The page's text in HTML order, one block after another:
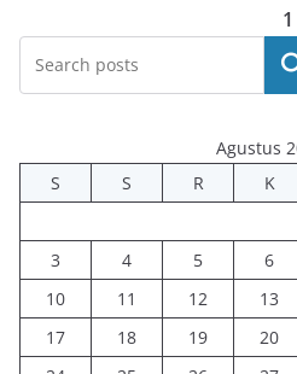
Agustus
S
S R K
3
4 5 6
10
11 12 13
17
18 19 20